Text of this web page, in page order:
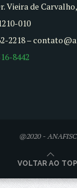
Vieira de
010
2218 –
8442
@2020 -
VOLTAR AO